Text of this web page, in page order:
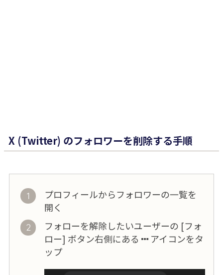
X (Twitter) のフォロワーを削除する手順
プロフィールからフォロワーの一覧を
開く
フォローを解除したいユーザーの [フォ
ロー] ボタン右側にある アイコンをタ
ップ